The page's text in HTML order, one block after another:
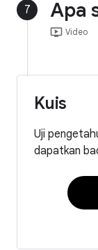
7 Apa
ondemand_video Video
Kuis
Uji
dapatkan